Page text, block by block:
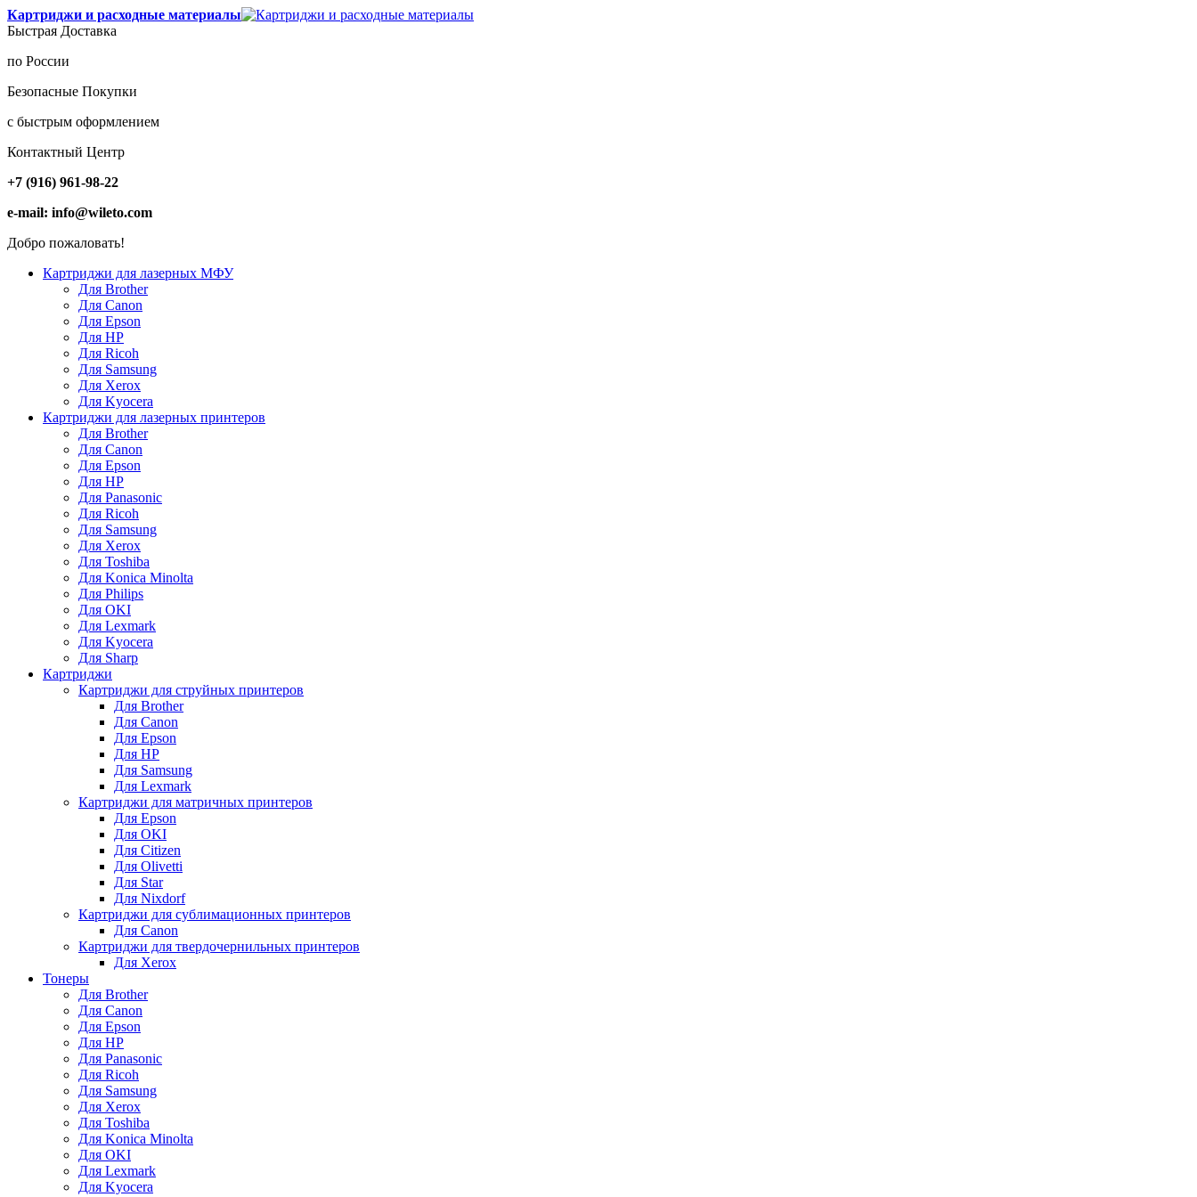
Картриджи и расходные материалы
Быстрая Доставка
по России
Безопасные Покупки
с быстрым оформлением
Контактный Центр
+7 (916) 961-98-22
e-mail: info@wileto.com
Добро пожаловать!
Картриджи для лазерных МФУ
Для Brother
Для Canon
Для Epson
Для HP
Для Ricoh
Для Samsung
Для Xerox
Для Kyocera
Картриджи для лазерных принтеров
Для Brother
Для Canon
Для Epson
Для HP
Для Panasonic
Для Ricoh
Для Samsung
Для Xerox
Для Toshiba
Для Konica Minolta
Для Philips
Для OKI
Для Lexmark
Для Kyocera
Для Sharp
Картриджи
Картриджи для струйных принтеров
Для Brother
Для Canon
Для Epson
Для HP
Для Samsung
Для Lexmark
Картриджи для матричных принтеров
Для Epson
Для OKI
Для Citizen
Для Olivetti
Для Star
Для Nixdorf
Картриджи для сублимационных принтеров
Для Canon
Картриджи для твердочернильных принтеров
Для Xerox
Тонеры
Для Brother
Для Canon
Для Epson
Для HP
Для Panasonic
Для Ricoh
Для Samsung
Для Xerox
Для Toshiba
Для Konica Minolta
Для OKI
Для Lexmark
Для Kyocera